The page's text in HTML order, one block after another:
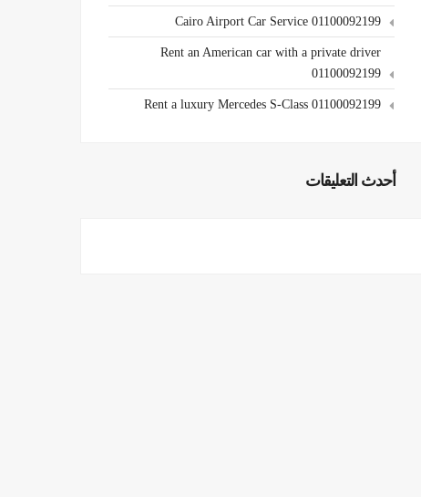
Cairo Airport Car Service 01100092199
Rent an American car with a private driver
01100092199
Rent a luxury Mercedes S-Class 01100092199
أحدث التعليقات